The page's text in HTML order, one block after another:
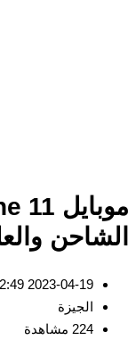
2023-04-19 12:49 ص
الجيزة
224 مشاهدة